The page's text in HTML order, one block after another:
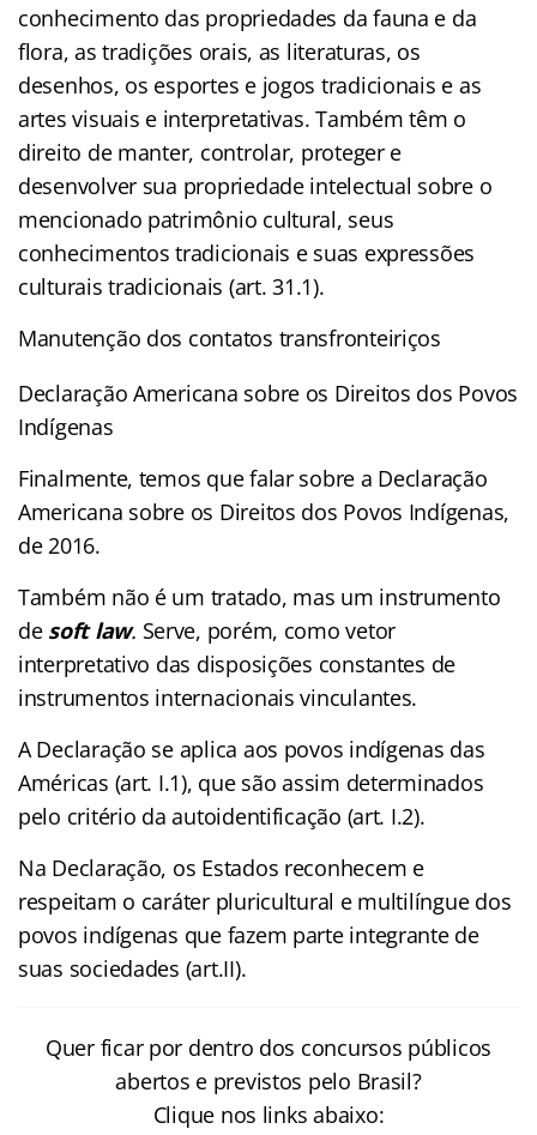
conhecimento das propriedades da fauna e da
flora, as tradições orais, as literaturas, os
desenhos, os esportes e jogos tradicionais e as
artes visuais e interpretativas. Também têm o
direito de manter, controlar, proteger e
desenvolver sua propriedade intelectual sobre o
mencionado patrimônio cultural, seus
conhecimentos tradicionais e suas expressões
culturais tradicionais (art. 31.1).
Manutenção dos contatos transfronteiriços
Declaração Americana sobre os Direitos dos Povos
Indígenas
Finalmente, temos que falar sobre a Declaração
Americana sobre os Direitos dos Povos Indígenas,
de 2016.
Também não é um tratado, mas um instrumento
de soft law. Serve, porém, como vetor
interpretativo das disposições constantes de
instrumentos internacionais vinculantes.
A Declaração se aplica aos povos indígenas das
Américas (art. I.1), que são assim determinados
pelo critério da autoidentificação (art. I.2).
Na Declaração, os Estados reconhecem e
respeitam o caráter pluricultural e multilíngue dos
povos indígenas que fazem parte integrante de
suas sociedades (art.II).
Quer ficar por dentro dos concursos públicos
abertos e previstos pelo Brasil?
Clique nos links abaixo: